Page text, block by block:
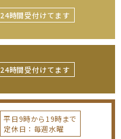
24時間受付けてます
24時間受付けてます
平日9時から19時まで
定休日：毎週水曜